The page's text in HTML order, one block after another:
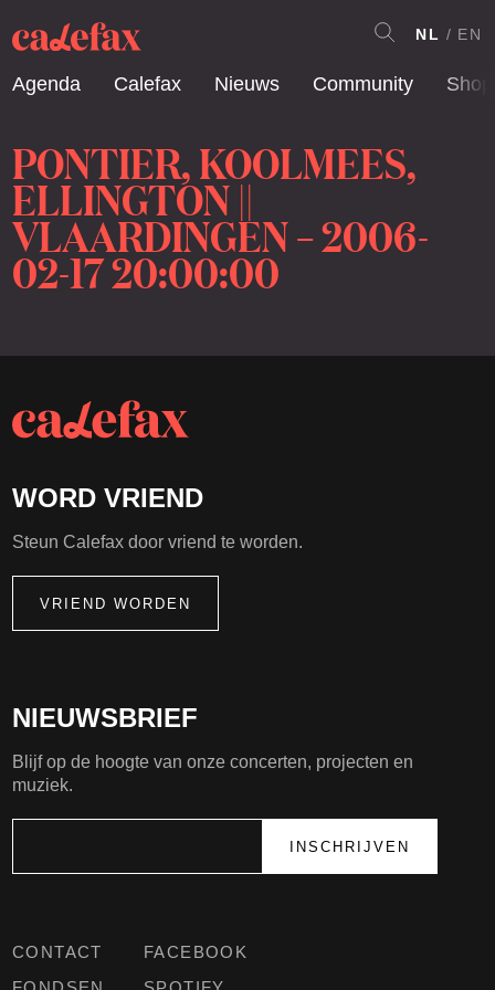
Agenda Calefax Nieuws Community Shop
NL EN
PONTIER, KOOLMEES,
ELLINGTON ||
VLAARDINGEN – 2006-
02-17 20:00:00
CONTACT
FACEBOOK
NIEUWSBRIEF
Blijf op de hoogte van onze concerten, projecten en
muziek.
WORD VRIEND
Steun Calefax door vriend te worden.
VRIEND WORDEN